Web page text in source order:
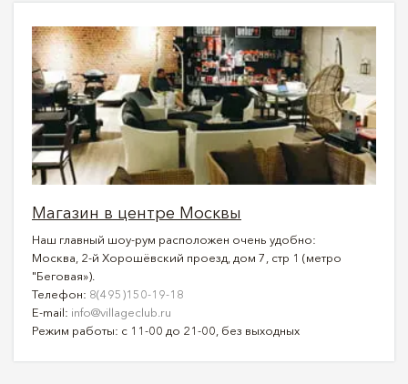
Магазин в центре Москвы
Наш главный шоу-рум расположен очень удобно:
Москва, 2-й Хорошёвский проезд, дом 7, стр 1 (метро
"Беговая»).
Телефон: 8(495)150-19-18
E-mail: info@villageclub.ru
Режим работы: с 11-00 до 21-00, без выходных